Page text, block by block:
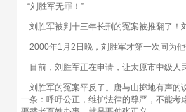
“刘胜军无罪！”
刘胜军被判十三年长刑的冤案被推翻了！
2000年1月2日晚，刘胜军才第一次同为
目前，刘胜军正在申请，让太原市中级人
刘胜军的冤案平反了。唐与山掷地有声的
一条：呼吁公正，维护法律的尊严，不能